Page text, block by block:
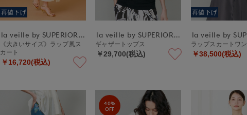
再値下げ
la veille by SUPERIOR CLOSET
《大きいサイズ》ラップ風ス
カート
￥16,720(税込)
la veille by SUPERIOR CLOSET
ギャザートップス
￥29,700(税込)
再値下げ
ラップスカートワ
￥38,500(税込)
40%
OFF